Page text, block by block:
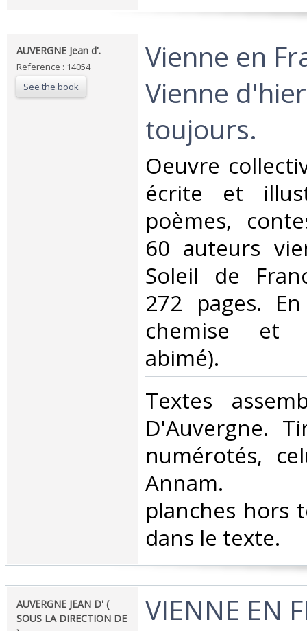
‎AUVERGNE Jean d'.‎
Reference : 14054
See the book
‎Vienne en
Vienne
toujours.‎
‎Oeuvre
écrite et
poèmes,
60 auteurs
Soleil de
272 pages.
chemise et
abimé).‎
‎Textes
D'Auvergne.
numérotés,
Annam.
planches hors
dans le texte.‎
‎AUVERGNE JEAN D' (
SOUS LA DIRECTION DE
‎VIENNE EN